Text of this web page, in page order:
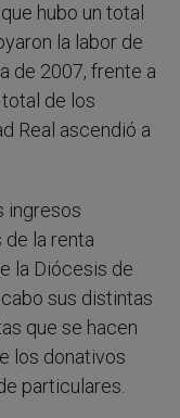
hubo un total
la labor de
de 2007, frente a
de los
Real ascendió a
ingresos
la renta
la Diócesis de
sus distintas
que se hacen
los donativos
particulares.